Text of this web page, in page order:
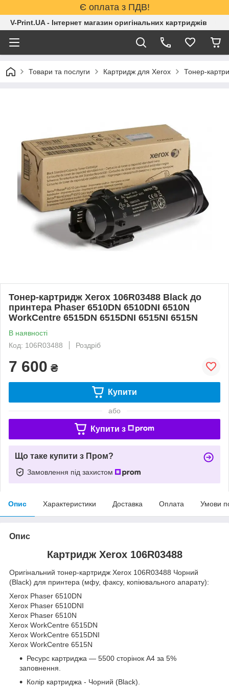
Є оплата з ПДВ!
V-Print.UA - Інтернет магазин оригінальних картриджів
Товари та послуги Картридж для Xerox Тонер-
Тонер-картридж Xerox 106R03488 Black до
принтера Phaser 6510DN 6510DNI 6510N
WorkCentre 6515DN 6515DNI 6515NI 6515N
В наявності
Код: 106R03488
Роздріб
7 600 ₴
Купити
або
Купити з
Що таке купити з Пром?
Замовлення під захистом
Опис Характеристики Доставка Оплата Умови
Опис
Картридж Xerox 106R03488
Оригінальний тонер-картридж Xerox 106R03488 Чорний
(Black) для принтера (мфу, факсу, копіювального апарату):
Xerox Phaser 6510DN
Xerox Phaser 6510DNI
Xerox Phaser 6510N
Xerox WorkCentre 6515DN
Xerox WorkCentre 6515DNI
Xerox WorkCentre 6515N
Ресурс картриджа — 5500 сторінок А4 за 5%
заповнення.
Колір картриджа - Чорний (Black).